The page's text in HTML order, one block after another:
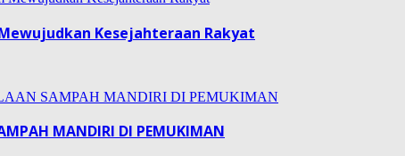
Kesejahteraan Rakyat
MANDIRI DI PEMUKIMAN